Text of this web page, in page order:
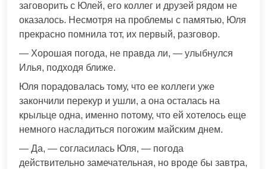
заговорить с Юлей, его коллег и друзей рядом не
оказалось. Несмотря на проблемы с памятью, Юля
прекрасно помнила тот, их первый, разговор.
— Хорошая погода, не правда ли, — улыбнулся
Илья, подходя ближе.
Юля порадовалась тому, что ее коллеги уже
закончили перекур и ушли, а она осталась на
крыльце одна, именно потому, что ей хотелось еще
немного насладиться погожим майским днем.
— Да, — согласилась Юля, — погода
действительно замечательная, но вроде бы завтра,